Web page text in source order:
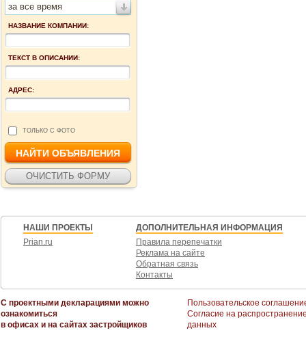
за все время
НАЗВАНИЕ КОМПАНИИ:
ТЕКСТ В ОПИСАНИИ:
АДРЕС:
ТОЛЬКО С ФОТО
НАШИ ПРОЕКТЫ
Prian.ru
ДОПОЛНИТЕЛЬНАЯ ИНФОРМАЦИЯ
Правила перепечатки
Реклама на сайте
Обратная связь
Контакты
С проектными декларациями можно
ознакомиться
в офисах и на сайтах застройщиков
Пользовательское
Согласие на
данных